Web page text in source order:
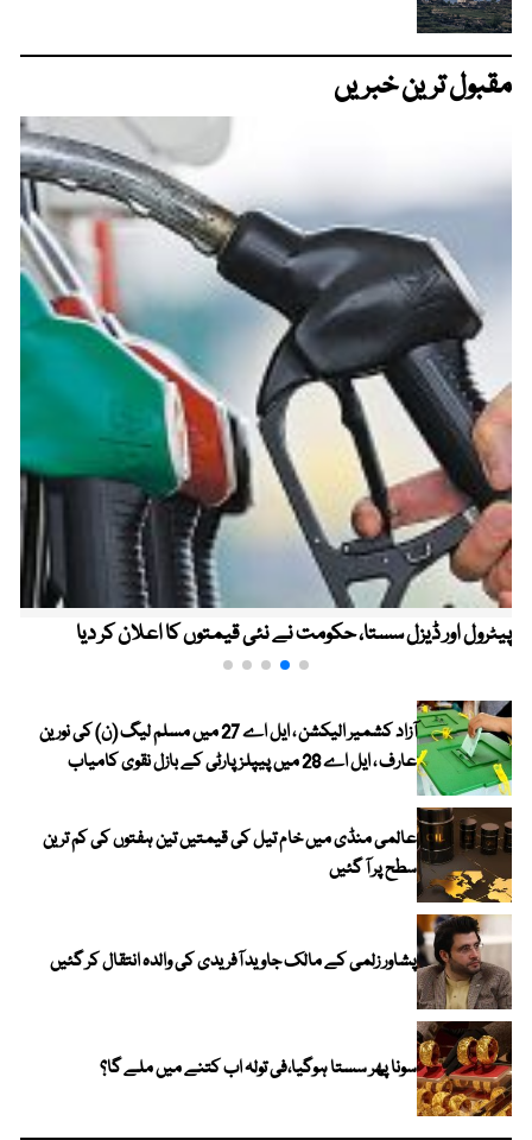
مقبول ترین خبریں
پیٹرول اور ڈیزل سستا، حکومت نے نئی قیمتوں کا اعلان کر دیا
آزاد کشمیر الیکشن ، ایل اے 27 میں مسلم لیگ (ن) کی نورین
عارف ، ایل اے 28 میں پیپلز پارٹی کے بازل نقوی کامیاب
عالمی منڈی میں خام تیل کی قیمتیں تین ہفتوں کی کم ترین
سطح پر آ گئیں
پشاور زلمی کے مالک جاوید آفریدی کی والدہ انتقال کر گئیں
سونا پھر سستا ہوگیا،فی تولہ اب کتنے میں ملے گا؟